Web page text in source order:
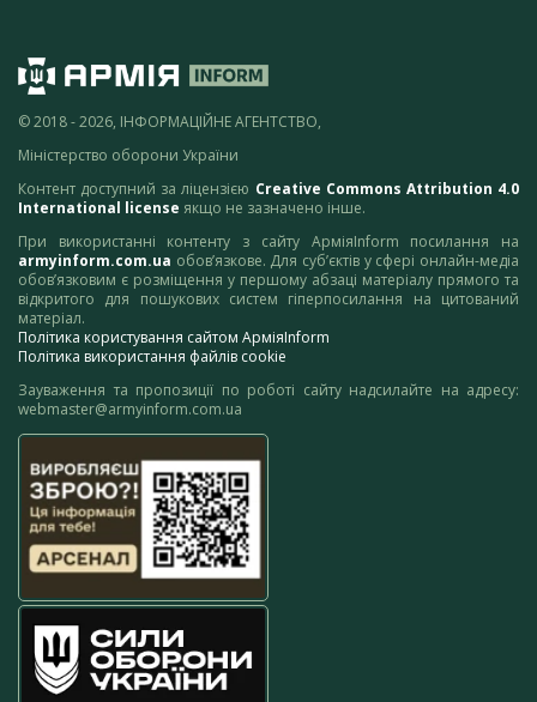
© 2018 - 2026, ІНФОРМАЦІЙНЕ АГЕНТСТВО,
Міністерство оборони України
Контент доступний за ліцензією Creative Commons Attribution 4.0
International license якщо не зазначено інше.
При використанні контенту з сайту АрміяInform посилання на
armyinform.com.ua обов’язкове. Для суб’єктів у сфері онлайн-медіа
обов’язковим є розміщення у першому абзаці матеріалу прямого та
відкритого для пошукових систем гіперпосилання на цитований
матеріал.
Політика користування сайтом АрміяInform
Політика використання файлів cookie
Зауваження та пропозиції по роботі сайту надсилайте на адресу:
webmaster@armyinform.com.ua